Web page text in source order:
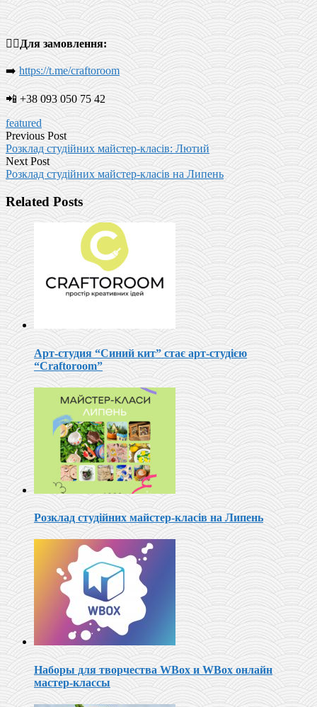
☝🏻Для замовлення:
➡️https://t.me/craftoroom
📲 +38 093 050 75 42
featured
Previous Post
Розклад студійних майстер-класів: Лютий
Next Post
Розклад студійних майстер-класів на Липень
Related Posts
Арт-студия “Синий кит” стає арт-студією
“Craftoroom”
Розклад студійних майстер-класів на Липень
Наборы для творчества WBox и WBox онлайн
мастер-классы